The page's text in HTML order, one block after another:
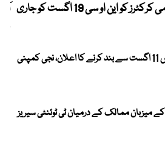
کیریبین پریمیئر لیگ ، قومی کرکٹرز کو این او سی 19 اگست کو جاری
میٹرو بس سروس 11 اگست سے بند کرنے کا اعلان، نجی کمپنی
ورلڈ کپ 2027 کے میزبان ممالک کے درمیان ٹی ٹوئنٹی سیریز